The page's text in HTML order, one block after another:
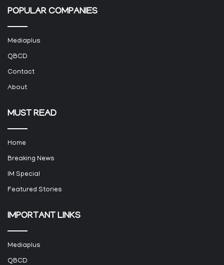
POPULAR COMPANIES
Mediaplus
QBCD
Contact
About
MUST READ
Home
Breaking News
IM Special
Featured Stories
IMPORTANT LINKS
Mediaplus
QBCD